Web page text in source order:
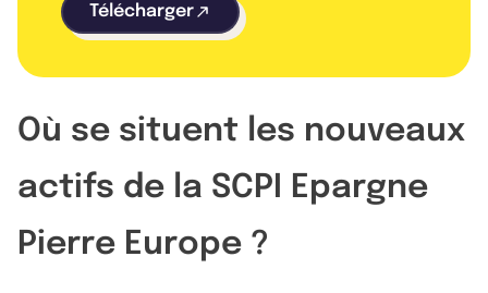
Télécharger
Où se situent les nouveaux
actifs de la SCPI Epargne
Pierre Europe ?